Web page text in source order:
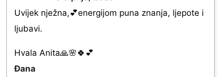
5
e
d
Uvijek nježna,💕energijom puna znanja, ljepote i
ljubavi.
Hvala Anita🙏🌸🍀💕
Đana